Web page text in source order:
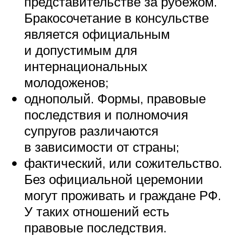
Бракосочетание в консульстве
является официальным
и допустимым для
интернациональных
молодоженов;
однополый. Формы, правовые
последствия и полномочия
супругов различаются
в зависимости от страны;
фактический, или сожительство.
Без официальной церемонии
могут проживать и граждане РФ.
У таких отношений есть
правовые последствия.